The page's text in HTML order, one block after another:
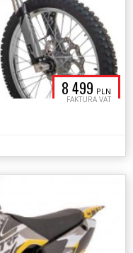
8 499 PLN
FAKTURA VAT